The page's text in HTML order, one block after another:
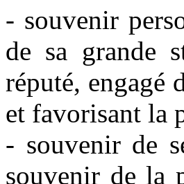
- souvenir
de sa grande
réputé, engagé
et favorisant la
- souvenir de
souvenir de la